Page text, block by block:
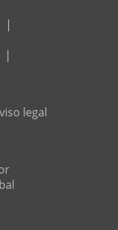
|
|
legal